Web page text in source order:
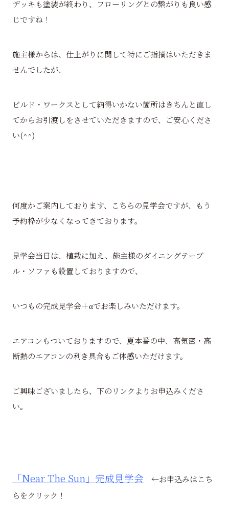
デッキも塗装が終わり、フローリングとの繋がりも良い感
じですね！
施主様からは、仕上がりに関して特にご指摘はいただきま
せんでしたが、
ビルド・ワークスとして納得いかない箇所はきちんと直し
てからお引渡しをさせていただきますので、ご安心くださ
い(^^)
何度かご案内しております、こちらの見学会ですが、もう
予約枠が少なくなってきております。
見学会当日は、植栽に加え、施主様のダイニングテーブ
ル・ソファも設置しておりますので、
いつもの完成見学会＋αでお楽しみいただけます。
エアコンもついておりますので、夏本番の中、高気密・高
断熱のエアコンの利き具合もご体感いただけます。
ご興味ございましたら、下のリンクよりお申込みくださ
い。
「Near The Sun」完成見学会 ←お申込みはこち
らをクリック！